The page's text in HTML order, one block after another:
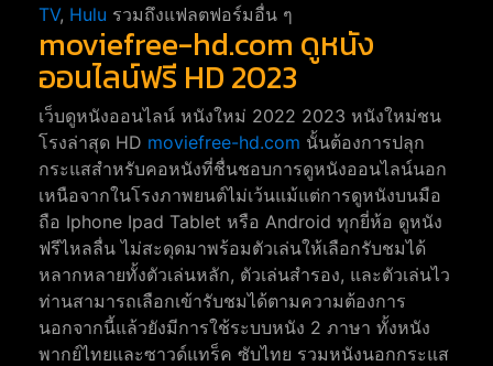
TV, Hulu รวมถึงแฟลตฟอร์มอื่น ๆ
moviefree-hd.com ดูหนัง
ออนไลน์ฟรี HD 2023
เว็บดูหนังออนไลน์ หนังใหม่ 2022 2023 หนังใหม่ชน
โรงล่าสุด HD moviefree-hd.com นั้นต้องการปลุก
กระแสสำหรับคอหนังที่ชื่นชอบการดูหนังออนไลน์นอก
เหนือจากในโรงภาพยนต์ไม่เว้นแม้แต่การดูหนังบนมือ
ถือ Iphone Ipad Tablet หรือ Android ทุกยี่ห้อ ดูหนัง
ฟรีไหลลื่น ไม่สะดุดมาพร้อมตัวเล่นให้เลือกรับชมได้
หลากหลายทั้งตัวเล่นหลัก, ตัวเล่นสำรอง, และตัวเล่นไว
ท่านสามารถเลือกเข้ารับชมได้ตามความต้องการ
นอกจากนี้แล้วยังมีการใช้ระบบหนัง 2 ภาษา ทั้งหนัง
พากย์ไทยและซาวด์แทร็ค ซับไทย รวมหนังนอกกระแส